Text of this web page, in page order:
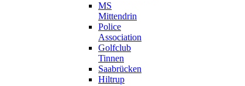
MS
Mittendrin
Police
Association
Golfclub
Tinnen
Saabrücken
Hiltrup